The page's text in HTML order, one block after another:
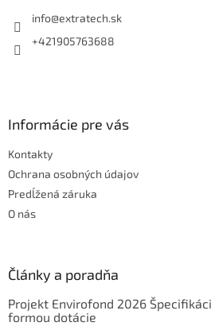
info@extratech.sk
+421905763688
Informácie pre vás
Kontakty
Ochrana osobných údajov
Predĺžená záruka
O nás
Články a poradňa
Projekt Envirofond 2026
formou dotácie